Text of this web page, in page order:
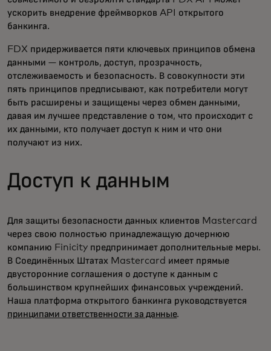
ускорить внедрение фреймворков API открытого
банкинга.
FDX придерживается пяти ключевых принципов обмена
данными — контроль, доступ, прозрачность,
отслеживаемость и безопасность. В совокупности эти
пять принципов предписывают, как потребители могут
быть расширены и защищены через обмен данными,
давая им лучшее представление о том, что происходит с
их данными, кто получает доступ к ним и что они
получают из них.
Доступ к данным
Для защиты безопасности данных клиентов Mastercard
через свою полностью принадлежащую дочернюю
компанию Finicity предпринимает дополнительные меры.
В Соединённых Штатах Mastercard имеет прямые
двусторонние соглашения о доступе к данным с
большинством крупнейших финансовых учреждений.
Наша платформа открытого банкинга руководствуется
принципами ответственности за данные.